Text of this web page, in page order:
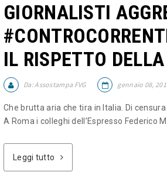
GIORNALISTI
IL RISPETTO
Da:Assostampa FVG gennaio 08,
Che brutta aria che tira in Italia. Di
A Roma i colleghi dell’Espresso Federico
Leggi tutto